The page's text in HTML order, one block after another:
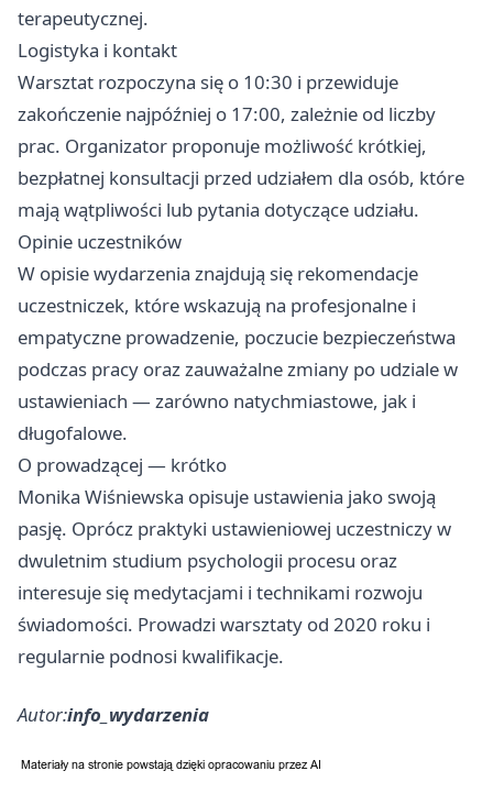
terapeutycznej.
Logistyka i kontakt
Warsztat rozpoczyna się o 10:30 i przewiduje
zakończenie najpóźniej o 17:00, zależnie od liczby
prac. Organizator proponuje możliwość krótkiej,
bezpłatnej konsultacji przed udziałem dla osób, które
mają wątpliwości lub pytania dotyczące udziału.
Opinie uczestników
W opisie wydarzenia znajdują się rekomendacje
uczestniczek, które wskazują na profesjonalne i
empatyczne prowadzenie, poczucie bezpieczeństwa
podczas pracy oraz zauważalne zmiany po udziale w
ustawieniach — zarówno natychmiastowe, jak i
długofalowe.
O prowadzącej — krótko
Monika Wiśniewska opisuje ustawienia jako swoją
pasję. Oprócz praktyki ustawieniowej uczestniczy w
dwuletnim studium psychologii procesu oraz
interesuje się medytacjami i technikami rozwoju
świadomości. Prowadzi warsztaty od 2020 roku i
regularnie podnosi kwalifikacje.
Autor:info_wydarzenia